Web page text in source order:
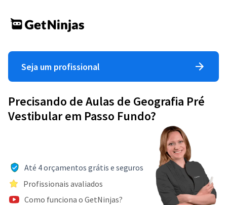
Seja um profissional
Precisando de Aulas de Geografia Pré
Vestibular em Passo Fundo?
Até 4 orçamentos grátis e seguros
Profissionais avaliados
Como funciona o GetNinjas?